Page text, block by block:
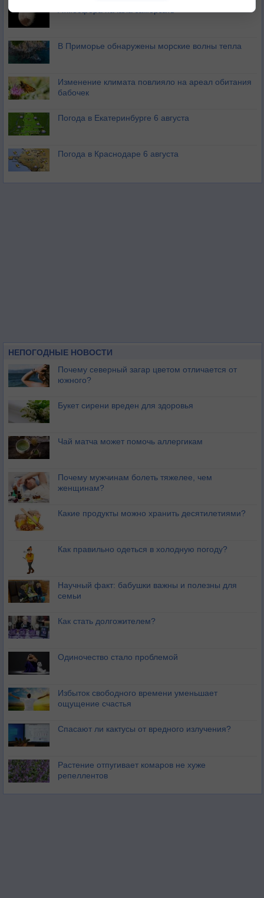
Атмосфера начала замерзать
В Приморье обнаружены морские волны тепла
Изменение климата повлияло на ареал обитания
бабочек
Погода в Екатеринбурге 6 августа
Погода в Краснодаре 6 августа
НЕПОГОДНЫЕ НОВОСТИ
Почему северный загар цветом отличается от
южного?
Букет сирени вреден для здоровья
Чай матча может помочь аллергикам
Почему мужчинам болеть тяжелее, чем
женщинам?
Какие продукты можно хранить десятилетиями?
Как правильно одеться в холодную погоду?
Научный факт: бабушки важны и полезны для
семьи
Как стать долгожителем?
Одиночество стало проблемой
Избыток свободного времени уменьшает
ощущение счастья
Спасают ли кактусы от вредного излучения?
Растение отпугивает комаров не хуже
репеллентов